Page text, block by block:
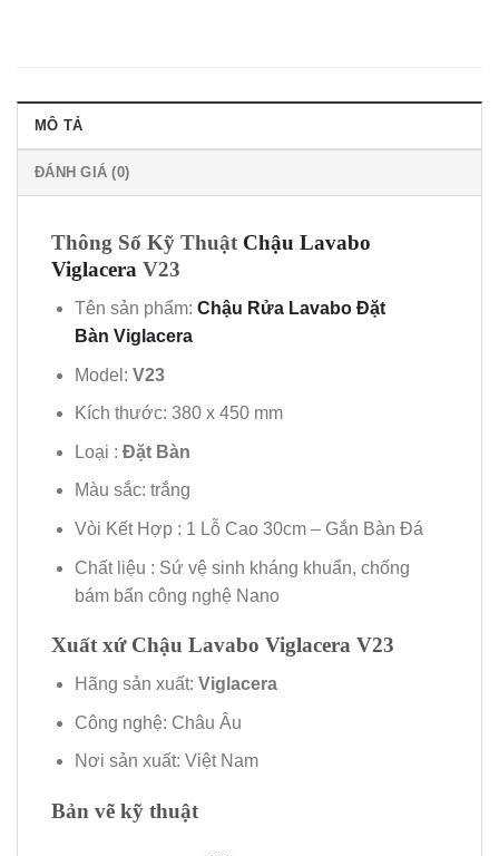
MÔ TẢ
ĐÁNH GIÁ (0)
Thông Số Kỹ Thuật Chậu Lavabo
Viglacera V23
Tên sản phẩm: Chậu Rửa Lavabo Đặt
Bàn Viglacera
Model: V23
Kích thước: 380 x 450 mm
Loại : Đặt Bàn
Màu sắc: trắng
Vòi Kết Hợp : 1 Lỗ Cao 30cm – Gắn Bàn Đá
Chất liệu : Sứ vệ sinh kháng khuẩn, chống
bám bẩn công nghệ Nano
Xuất xứ Chậu Lavabo Viglacera V23
Hãng sản xuất: Viglacera
Công nghệ: Châu Âu
Nơi sản xuất: Việt Nam
Bản vẽ kỹ thuật